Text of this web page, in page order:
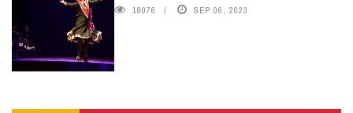
18076 SEP 06, 2023